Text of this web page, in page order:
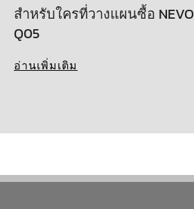
สำหรับใครที่วางแผนซื้อ NEVO
Q05
อ่านเพิ่มเติม